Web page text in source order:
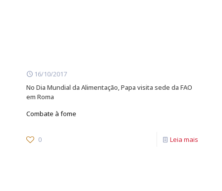
16/10/2017
No Dia Mundial da Alimentação, Papa visita sede da FAO
em Roma
Combate à fome
0 Leia mais